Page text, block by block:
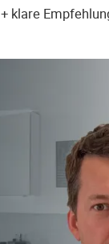
klare